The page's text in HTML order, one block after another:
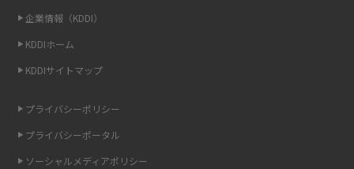
LINEの通知がこない時の原因と対処法9選！設定の確認手順も解説
スマホのウィジェットとは？iPhone・Androidの設定方法やおススメを紹
企業情報（KDDI）
KDDIホーム
KDDIサイトマップ
プライバシーポリシー
プライバシーポータル
ソーシャルメディアポリシー